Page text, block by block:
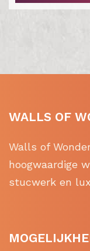
WALLS OF
Walls of
hoogwaardige
stucwerk en